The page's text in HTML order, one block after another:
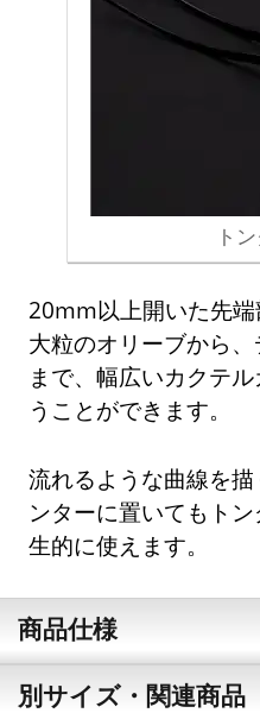
ト
20mm以上開いた先端
大粒のオリーブから
まで、幅広いカクテ
うことができます。
流れるような曲線を
ンターに置いてもト
生的に使えます。
商品仕様
別サイズ・関連商品